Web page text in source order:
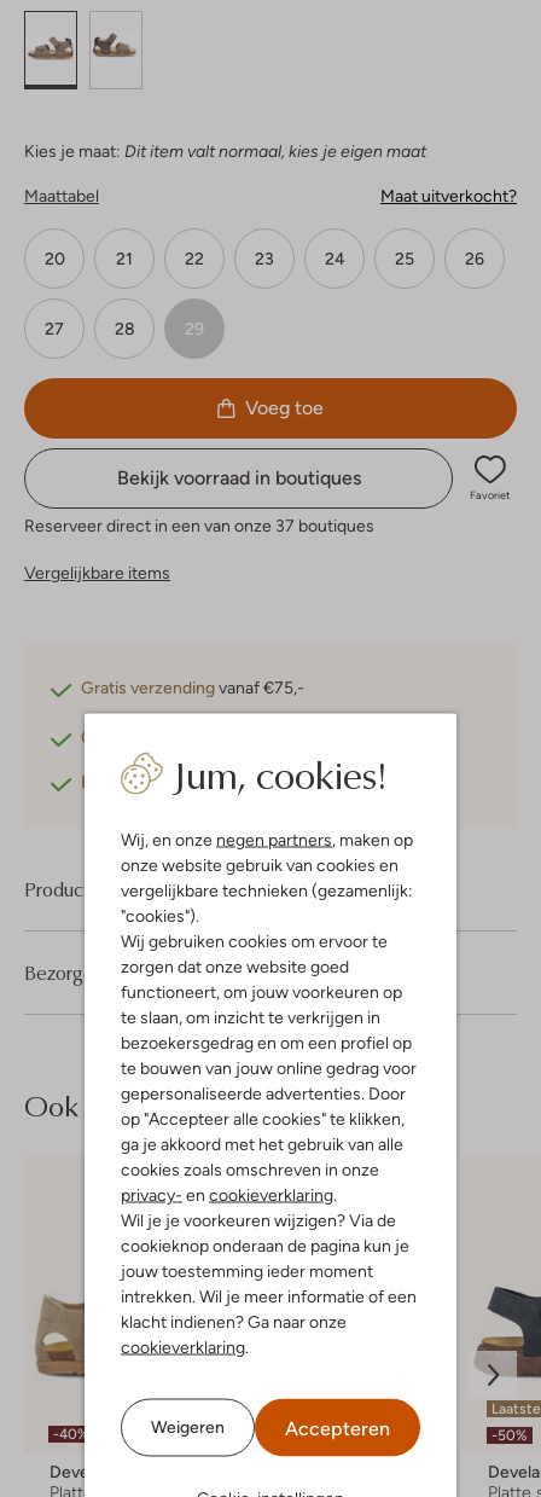
Jum, cookies!
Wij, en onze negen partners , maken op
onze website gebruik van cookies en
vergelijkbare technieken (gezamenlijk:
"cookies").
Wij gebruiken cookies om ervoor te
zorgen dat onze website goed
functioneert, om jouw voorkeuren op
te slaan, om inzicht te verkrijgen in
bezoekersgedrag en om een profiel op
te bouwen van jouw online gedrag voor
gepersonaliseerde advertenties. Door
op "Accepteer alle cookies" te klikken,
ga je akkoord met het gebruik van alle
cookies zoals omschreven in onze
privacy- en cookieverklaring
Wil je je voorkeuren wijzigen? Via de
cookieknop onderaan de pagina kun je
jouw toestemming ieder moment
intrekken. Wil je meer informatie of een
klacht indienen? Ga naar onze
cookieverklaring
Weigeren Accepteren
Kies je maat: Dit item valt normaal, kies je eigen maat
Maattabel Maat uitverkocht?
20 21 22 23 24 25 26
27 28 29
Voeg toe
Bekijk voorraad in boutiques
Favoriet
Reserveer direct in een van onze 37 boutiques
Vergelijkbare items
Gratis verzendingvanaf €75,-
Gratis retourneren
Betaal achterafmet Klarna
Product informatie
Bezorgen & retourneren
Ook iets voor jou?
-40%
Develab
Platte sandalen
-40%
Platte sandalen
-50%
Platte